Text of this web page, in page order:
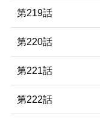
第219話
第220話
第221話
第222話